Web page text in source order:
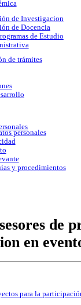
por el mundo
Proyectos
Integral Docente
formación
estímulos de
Datos Personales
información
por incumplimiento
de
de Docencia
y Programas de
de trámites
Desarrollo